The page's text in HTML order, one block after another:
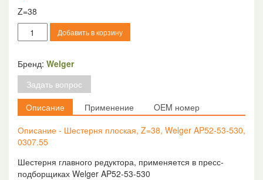
Z=38
Количество
товара
плоская,
Z=38,
Welger
AP52-
53-
0307.55
Добавить в корзину
Бренд: Welger
Задать вопрос
Описание
Применение
OEM номер
Описание - Шестерня плоская, Z=38, Welger AP52-53-530,
0307.55
Шестерня главного редуктора, применяется в пресс-
подборщиках Welger AP52-53-530